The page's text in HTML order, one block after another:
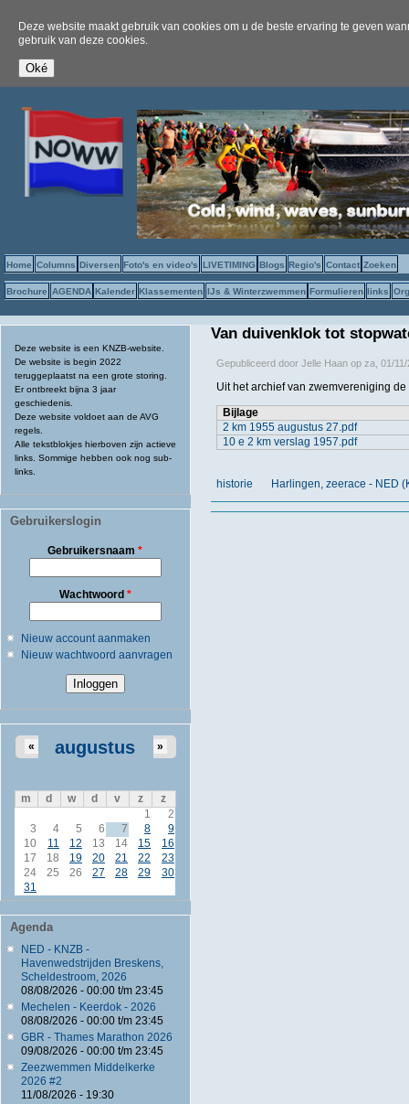
Deze website maakt gebruik van cookies om u de beste ervaring te geven
gebruik van deze cookies.
Home Columns Diversen Foto's en video's LIVETIMING Blogs Regio's Contact Zoeken
Brochure AGENDA Kalender Klassementen IJs & Winterzwemmen Formulieren links
Deze website is een KNZB-website.
De website is begin 2022
teruggeplaatst na een grote storing.
Er ontbreekt bijna 3 jaar
geschiedenis.
Deze website voldoet aan de AVG
regels.
Alle tekstblokjes hierboven zijn actieve
links. Sommige hebben ook nog sub-
links.
Gebruikerslogin
Gebruikersnaam*
Wachtwoord *
Nieuw account aanmaken
Nieuw wachtwoord aanvragen
augustus
« »
m d w d v z
z
1
2
3
4 5 6 7 8
9
10
11 12 13 14 15
16
17
18 19 20 21 22
23
24
25 26 27 28 29
30
31
Agenda
NED - KNZB -
Havenwedstrijden Breskens,
Scheldestroom, 2026
08/08/2026 - 00:00t/m 23:45
Mechelen - Keerdok - 2026
08/08/2026 - 00:00t/m 23:45
GBR - Thames Marathon 2026
09/08/2026 - 00:00t/m 23:45
Zeezwemmen Middelkerke
2026 #2
11/08/2026 - 19:30
Van duivenklok tot
Gepubliceerd door Jelle Haanop za, 01/
Uit het archief van zwemvereniging de
Bijlage
2 km 1955 augustus 27.pdf
10 e 2 km verslag 1957.pdf
historie Harlingen, zeerace - NED